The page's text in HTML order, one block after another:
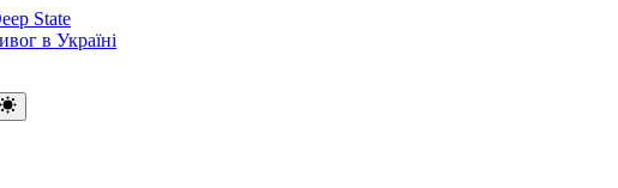
State
в Україні